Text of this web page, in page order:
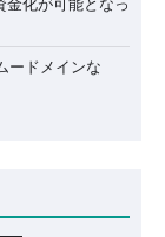
ードメインな